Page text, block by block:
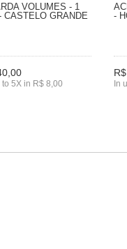
VOLUMES - 1
CASTELO GRANDE
to 5X in R$ 8,00
-
In